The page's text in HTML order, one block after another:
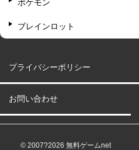
ポケモン
ブレインロット
プライバシーポリシー
お問い合わせ
© 2007?2026 無料ゲームnet